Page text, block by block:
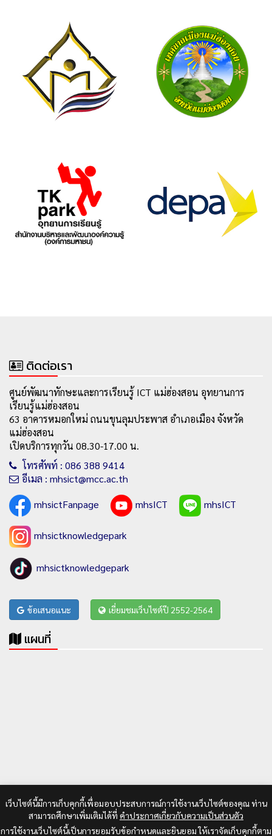
ติดต่อเรา
ศูนย์พัฒนาทักษะและการเรียนรู้ ICT แม่ฮ่องสอน อุทยานการ
เรียนรู้แม่ฮ่องสอน
63 อาคารหมอกใหม่ ถนนขุนลุมประพาส อำเภอเมือง จังหวัด
แม่ฮ่องสอน
เปิดบริการทุกวัน 08.30-17.00 น.
โทรศัพท์ : 086 388 9414
อีเมล : mhsict@mcc.ac.th
mhsictFanpage
mhsICT mhsICT
mhsictknowledgepark
mhsictknowledgepark
ข้อเสนอแนะ เยี่ยมชมเว็บไซต์ปี 2552-2564
แผนที่
เว็บไซต์นี้มีการเก็บคุกกี้เพื่อมอบประสบการณ์การใช้งานเว็บไซต์ของคุณ ท่าน
สามารถศึกษาเพิ่มเติมได้ที่ คำประกาศเกี่ยวกับความเป็นส่วนตัว
การใช้งานเว็บไซต์นี้เป็นการยอมรับข้อกำหนดและยินยอม ให้เราจัดเก็บคุกกี้ตาม